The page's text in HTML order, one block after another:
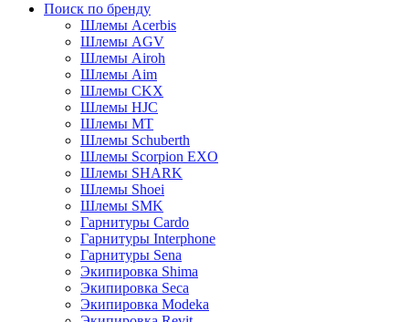
Поиск по бренду
Шлемы Acerbis
Шлемы AGV
Шлемы Airoh
Шлемы Aim
Шлемы CKX
Шлемы HJC
Шлемы MT
Шлемы Schuberth
Шлемы Scorpion EXO
Шлемы SHARK
Шлемы Shoei
Шлемы SMK
Гарнитуры Cardo
Гарнитуры Interphone
Гарнитуры Sena
Экипировка Shima
Экипировка Seca
Экипировка Modeka